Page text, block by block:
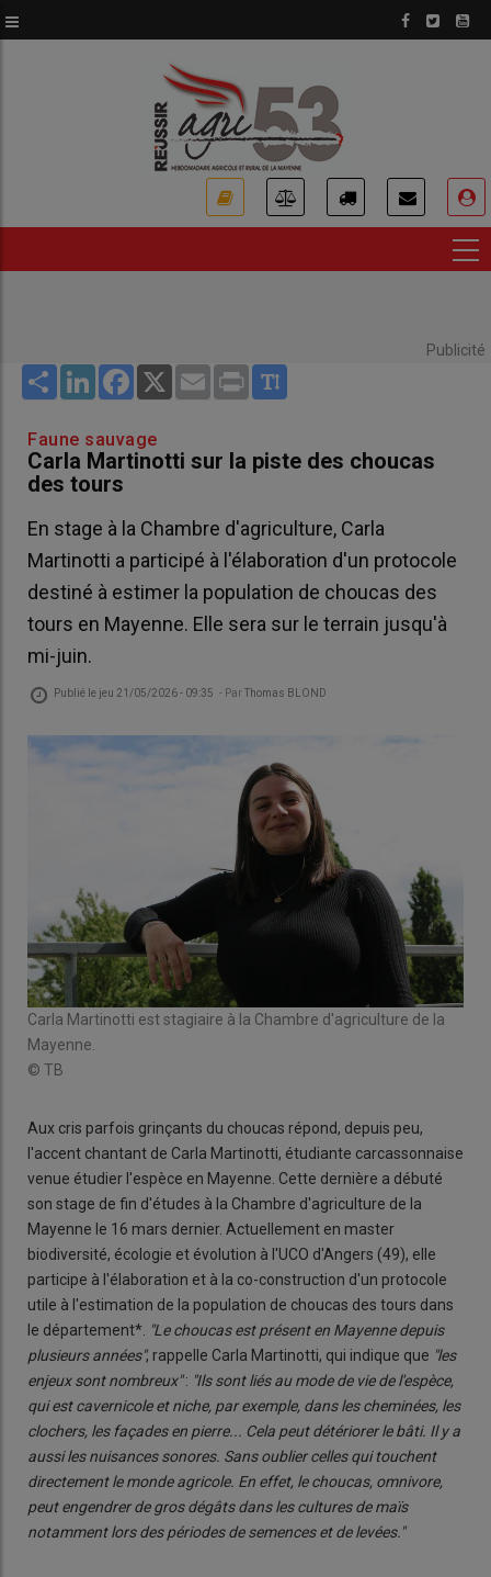
au
Publicité
Share LinkedInFacebook
X Email Print
Faune sauvage
Carla Martinotti sur la piste des choucas
des tours
En stage à la Chambre d'agriculture, Carla
Martinotti a participé à l'élaboration d'un protocole
destiné à estimer la population de choucas des
tours en Mayenne. Elle sera sur le terrain jusqu'à
mi-juin.
Publié le jeu 21/05/2026 - 09:35 - ParThomas BLOND
Carla Martinotti est stagiaire à la Chambre d'agriculture de la
Mayenne.
© TB
Aux cris parfois grinçants du choucas répond, depuis peu,
l'accent chantant de Carla Martinotti, étudiante carcassonnaise
venue étudier l'espèce en Mayenne. Cette dernière a débuté
son stage de fin d'études à la Chambre d'agriculture de la
Mayenne le 16 mars dernier. Actuellement en master
biodiversité, écologie et évolution à l'UCO d'Angers (49), elle
participe à l'élaboration et à la co-construction d'un protocole
utile à l'estimation de la population de choucas des tours dans
le département*. "Le choucas est présent en Mayenne depuis
plusieurs années", rappelle Carla Martinotti, qui indique que "les
enjeux sont nombreux": "Ils sont liés au mode de vie de l'espèce,
qui est cavernicole et niche, par exemple, dans les cheminées, les
clochers, les façades en pierre... Cela peut détériorer le bâti. Il y a
aussi les nuisances sonores. Sans oublier celles qui touchent
directement le monde agricole. En effet, le choucas, omnivore,
peut engendrer de gros dégâts dans les cultures de maïs
notamment lors des périodes de semences et de levées."